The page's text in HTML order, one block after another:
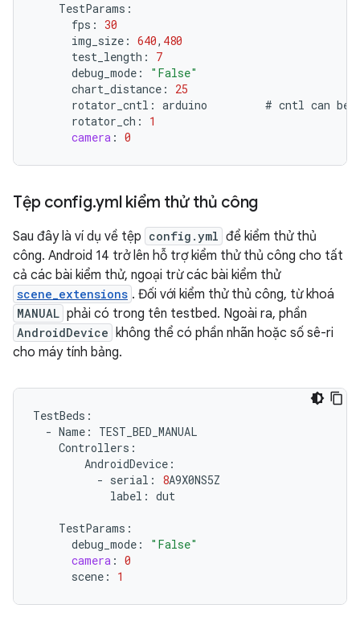
TestParams :
fps : 30
img_size : 640, 480
test_length :
7
debug_mode :
"False"
chart_distance :
25
rotator_cntl : arduino # cntl can be
rotator_ch :
1
camera : 0
Tệp config.yml kiểm thử thủ công
Sau đây là ví dụ về tệp config.yml để kiểm thử thủ
công. Android 14 trở lên hỗ trợ kiểm thử thủ công cho tất
cả các bài kiểm thử, ngoại trừ các bài kiểm thử
scene_extensions . Đối với kiểm thử thủ công, từ khoá
MANUAL phải có trong tên testbed. Ngoài ra, phần
AndroidDevice không thể có phần nhãn hoặc số sê-ri
cho máy tính bảng.
TestBeds :
- Name :
TEST_BED_MANUAL
Controllers :
AndroidDevice :
- serial : 8A9X0NS5Z
label : dut
TestParams :
debug_mode :
"False"
camera : 0
scene : 1